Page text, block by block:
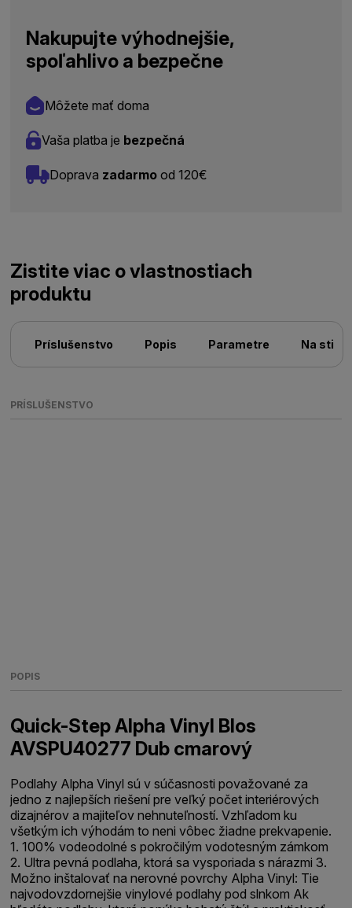
Nakupujte výhodnejšie,
spoľahlivo a bezpečne
Môžete mať doma
Vaša platba je bezpečná
Doprava zadarmo od 120€
Zistite viac o vlastnostiach
produktu
Príslušenstvo Popis Parametre Na
PRÍSLUŠENSTVO
POPIS
Quick-Step Alpha Vinyl Blos
AVSPU40277 Dub cmarový
Podlahy Alpha Vinyl sú v súčasnosti považované za
jedno z najlepších riešení pre veľký počet interiérových
dizajnérov a majiteľov nehnuteľností. Vzhľadom ku
všetkým ich výhodám to neni vôbec žiadne prekvapenie.
1. 100% vodeodolné s pokročilým vodotesným zámkom
2. Ultra pevná podlaha, ktorá sa vysporiada s nárazmi 3.
Možno inštalovať na nerovné povrchy Alpha Vinyl: Tie
najvodovzdornejšie vinylové podlahy pod slnkom Ak